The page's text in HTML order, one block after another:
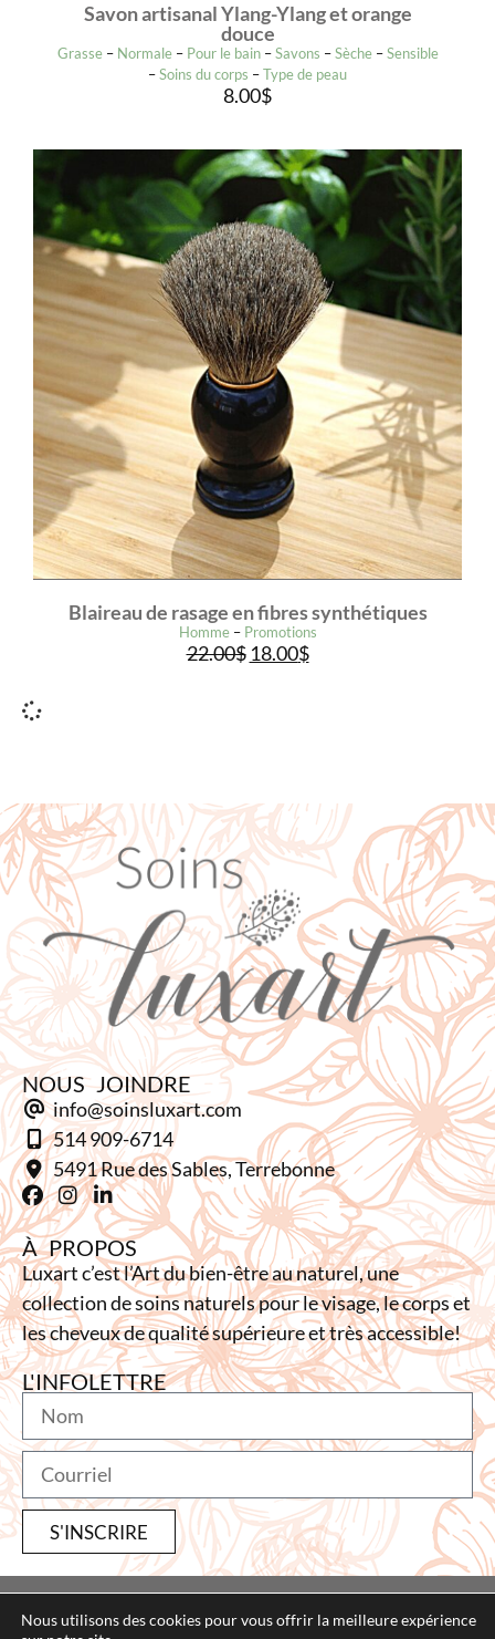
Savon artisanal Ylang-Ylang et orange
douce
Grasse– Normale– Pour le bain–Savons –Sèche–Sensible
–Soins du corps –Type de peau
8.00$
Blaireau de rasage en fibres synthétiques
Homme– Promotions
22.00$ 18.00$
NOUS JOINDRE
info@soinsluxart.com
514 909-6714
5491 Rue des Sables, Terrebonne
À PROPOS
Luxart c’est l’Art du bien-être au naturel, une
collection de soins naturels pour le visage, le corps et
les cheveux de qualité supérieure et très accessible!
L'INFOLETTRE
S'INSCRIRE
Tous droits réservés © 2020 à ce jour, Soins Luxart. Conception
deGraphix Design Graphique.
Nous utilisons des cookies pour vous offrir la meilleure expérience